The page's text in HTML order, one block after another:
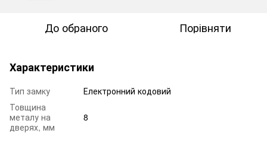
До обраного Порівняти
Характеристики
Тип замку
Електронний кодовий
Товщина
металу на
дверях, мм
8